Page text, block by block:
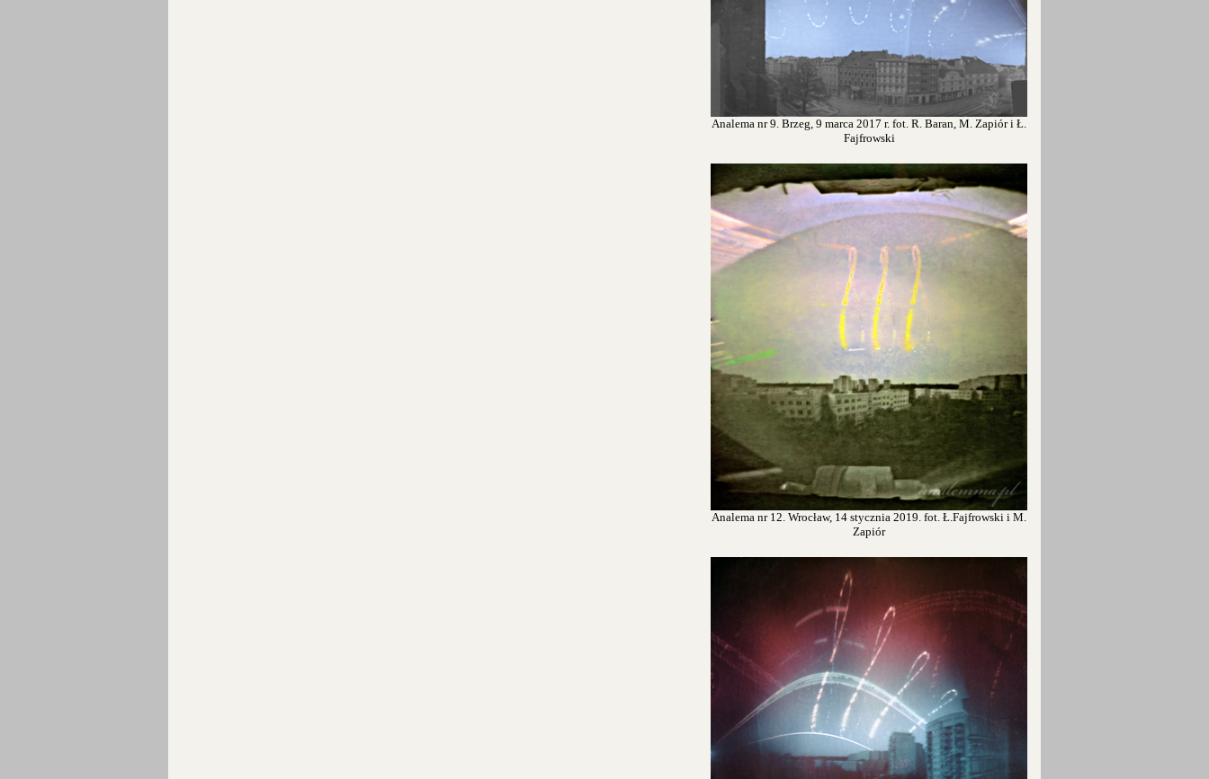
Analema nr 9. Brzeg, 9 marca 2017 r. fot. R. Baran, M. Zapiór i Ł.
Fajfrowski
Analema nr 12. Wrocław, 14 stycznia 2019. fot. Ł.Fajfrowski i M.
Zapiór